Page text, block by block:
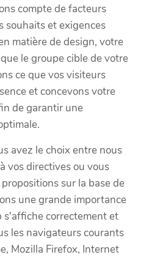
compte de facteurs
souhaits et exigences
matière de design, votre
le groupe cible de votre
ce que vos visiteurs
et concevons votre
de garantir une
avez le choix entre nous
vos directives ou vous
sur la base de
une grande importance
s'affiche correctement et
les navigateurs courants
Mozilla Firefox, Internet